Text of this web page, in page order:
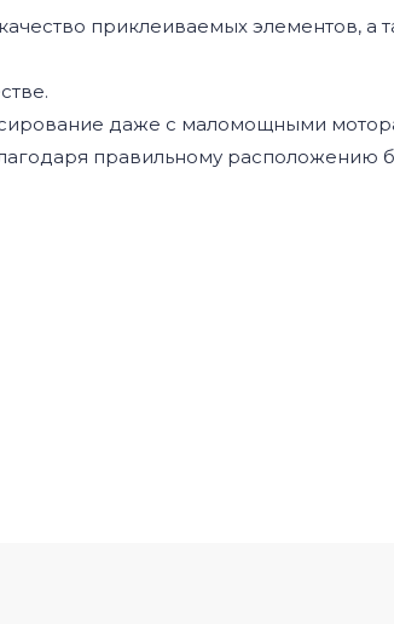
приклеиваемых элементов,
даже с маломощными
правильному расположению